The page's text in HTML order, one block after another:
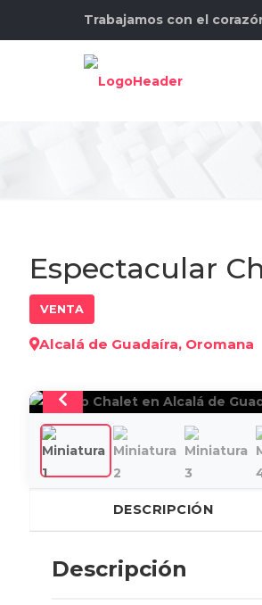
Trabajamos con el
Espectacular
VENTA
Alcalá de Guadaíra, Oromana
DESCRIPCIÓN
Descripción